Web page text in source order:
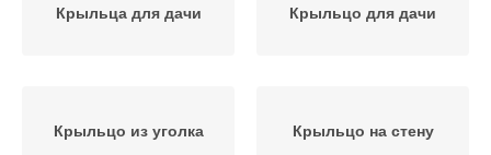
Крыльца для дачи Крыльцо для дачи
Крыльцо из уголка Крыльцо на стену